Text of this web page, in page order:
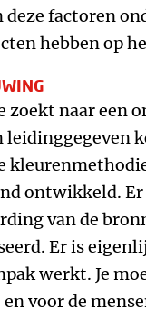
deze factoren
hebben op
zoekt naar een
leidinggegeven
ontwikkeld.
van de
Er is
werkt. Je
voor de